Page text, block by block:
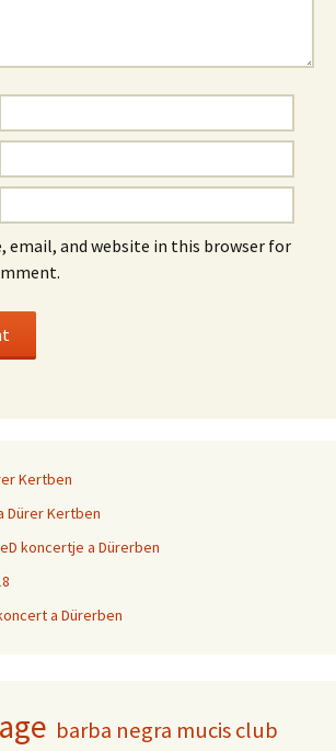
email, and website in this browser for
Kertben
Dürer Kertben
koncertje a Dürerben
a Dürerben
barba negra mucis club